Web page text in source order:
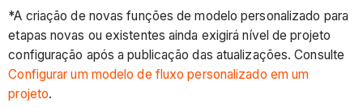
*A criação de novas funções de modelo personalizado para
etapas novas ou existentes ainda exigirá nível de projeto
configuração após a publicação das atualizações. Consulte
Configurar um modelo de fluxo personalizado em um
projeto.